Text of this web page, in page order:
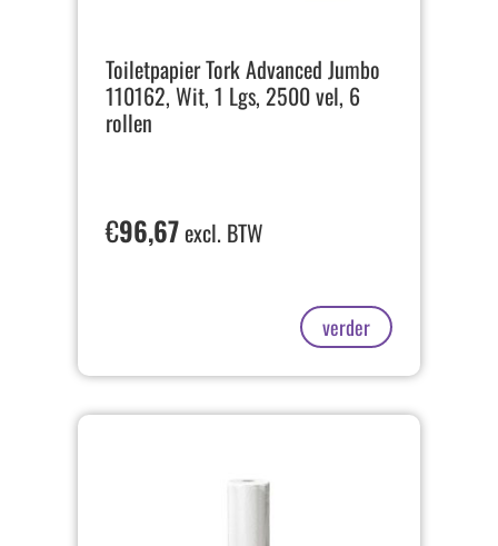
Toiletpapier Tork Advanced Jumbo
110162, Wit, 1 Lgs, 2500 vel, 6
rollen
€96,67excl. BTW
verder